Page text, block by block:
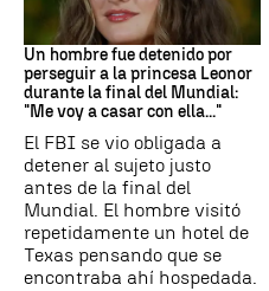
Mundial 2026
Un hombre fue detenido por
perseguir a la princesa Leonor
durante la final del Mundial:
"Me voy a casar con ella..."
El FBI se vio obligada a
detener al sujeto justo
antes de la final del
Mundial. El hombre visitó
repetidamente un hotel de
Texas pensando que se
encontraba ahí hospedada.